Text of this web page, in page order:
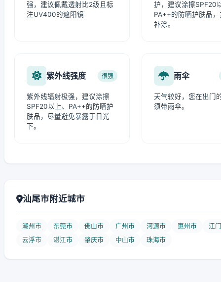
强，建议佩戴透射比2级且标
注UV400的遮阳镜
护，建议涂擦SPF20
PA++的防晒护肤品
补涂。
紫外线强度 很强
紫外线辐射极强，建议涂擦
SPF20以上、PA++的防晒护
肤品，尽量避免暴露于日光
下。
雨伞
天气较好，您在出门
须带雨伞。
汕尾市附近城市
潮州市 东莞市 佛山市 广州市 河源市 惠州市
江
云浮市
湛江市 肇庆市 中山市 珠海市